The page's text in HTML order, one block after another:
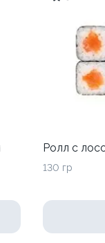
Ролл с
130 гр